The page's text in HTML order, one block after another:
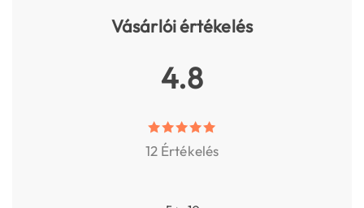
Vásárlói értékelés
4.8
12 Értékelés